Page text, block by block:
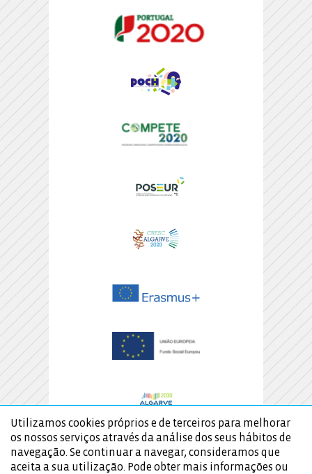
Utilizamos cookies próprios e de terceiros para melhorar
os nossos serviços através da análise dos seus hábitos de
navegação. Se continuar a navegar, consideramos que
aceita a sua utilização. Pode obter mais informações ou